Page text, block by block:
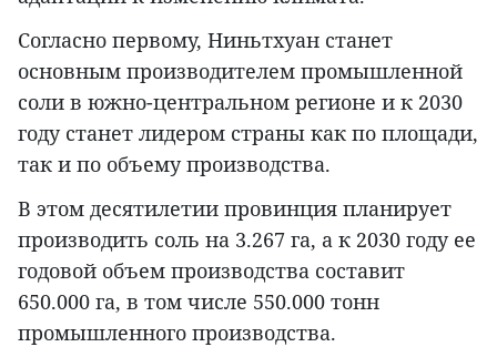
Согласно первому, Ниньтхуан станет
основным производителем промышленной
соли в южно-центральном регионе и к 2030
году станет лидером страны как по площади,
так и по объему производства.
В этом десятилетии провинция планирует
производить соль на 3.267 га, а к 2030 году ее
годовой объем производства составит
650.000 га, в том числе 550.000 тонн
промышленного производства.